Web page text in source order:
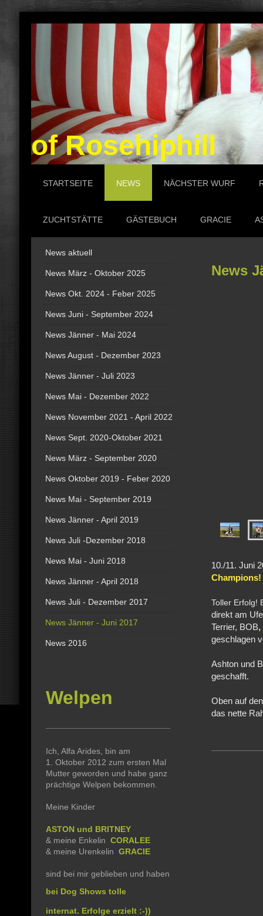
of Rosehiphill
STARTSEITE NEWS NÄCHSTER WURF
ZUCHTSTÄTTE GÄSTEBUCH GRACIE
News
10./11.
Champions!
Toller Erfolg!
direkt am
Terrier, BOB,
geschlagen
Ashton und
geschafft.
Oben auf
das nette
News aktuell
News März - Oktober 2025
News Okt. 2024 - Feber 2025
News Juni - September 2024
News Jänner - Mai 2024
News August - Dezember 2023
News Jänner - Juli 2023
News Mai - Dezember 2022
News November 2021 - April 2022
News Sept. 2020-Oktober 2021
News März - September 2020
News Oktober 2019 - Feber 2020
News Mai - September 2019
News Jänner - April 2019
News Juli -Dezember 2018
News Mai - Juni 2018
News Jänner - April 2018
News Juli - Dezember 2017
News Jänner - Juni 2017
News 2016
Welpen
Ich, Alfa Arides, bin am
1. Oktober 2012 zum ersten Mal
Mutter geworden und habe ganz
prächtige Welpen bekommen.
Meine Kinder
ASTON und BRITNEY
& meine Enkelin CORALEE
& meine Urenkelin GRACIE
sind bei mir geblieben und haben
bei Dog Shows tolle
internat. Erfolge erzielt :-))